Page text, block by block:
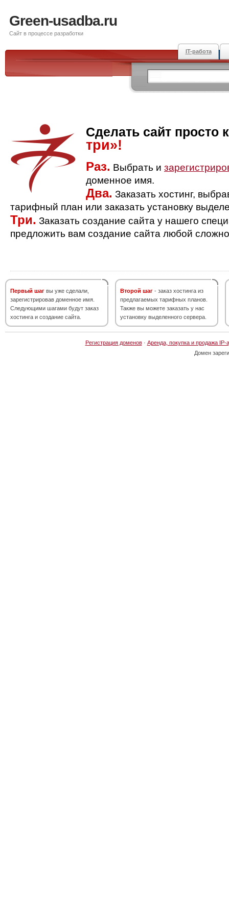
Green-usadba.ru
Сайт в процессе разработки
IT-работа
Сделать сайт просто
три»!
Раз. Выбрать и
доменное имя.
Два. Заказать хостинг,
тарифный план или заказать установку
Три. Заказать создание сайта у нашего
предложить вам создание сайта любой
Первый шаг вы уже сделали,
зарегистрировав доменное имя.
Следующими шагами будут заказ
хостинга и создание сайта.
Второй шаг - заказ хостинга из
предлагаемых тарифных планов.
Также вы можете заказать у нас
установку выделенного сервера.
Регистрация доменов· Аренда, покупка и продажа IP-
Домен